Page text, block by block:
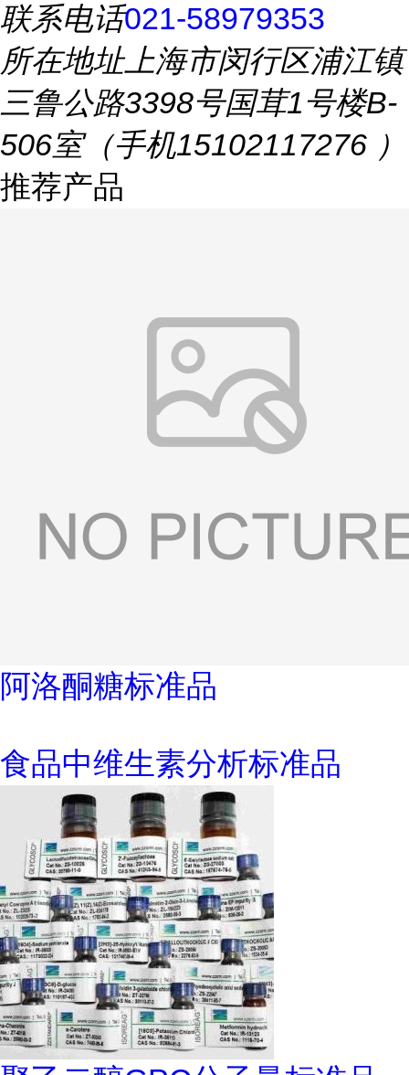
联系电话021-58979353
所在地址上海市闵行区浦江镇
三鲁公路3398号国茸1号楼B-
506室（手机15102117276 ）
推荐产品
阿洛酮糖标准品
食品中维生素分析标准品